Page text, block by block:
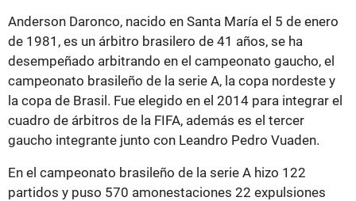
Anderson Daronco, nacido en Santa María el 5 de enero
de 1981, es un árbitro brasilero de 41 años, se ha
desempeñado arbitrando en el campeonato gaucho, el
campeonato brasileño de la serie A, la copa nordeste y
la copa de Brasil. Fue elegido en el 2014 para integrar el
cuadro de árbitros de la FIFA, además es el tercer
gaucho integrante junto con Leandro Pedro Vuaden.
En el campeonato brasileño de la serie A hizo 122
partidos y puso 570 amonestaciones 22 expulsiones